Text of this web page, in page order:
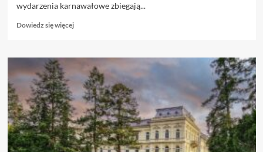
wydarzenia karnawałowe zbiegają...
Dowiedz się więcejDowiedz
o
Wielkanoc
2026
sprawdź,
na
kiedy
przypada
i